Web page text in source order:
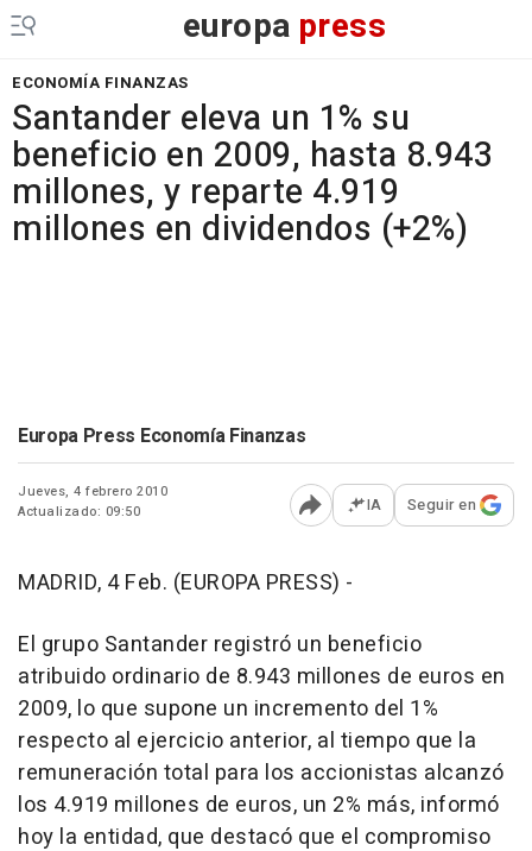
europa press
ECONOMÍA FINANZAS
Santander eleva un 1% su
beneficio en 2009, hasta 8.943
millones, y reparte 4.919
millones en dividendos (+2%)
Europa Press Economía Finanzas
Jueves, 4 febrero 2010
Actualizado: 09:50
Abrir opciones para
IA Seguir en
MADRID, 4 Feb. (EUROPA PRESS) -
El grupo Santander registró un beneficio
atribuido ordinario de 8.943 millones de euros en
2009, lo que supone un incremento del 1%
respecto al ejercicio anterior, al tiempo que la
remuneración total para los accionistas alcanzó
los 4.919 millones de euros, un 2% más, informó
hoy la entidad, que destacó que el compromiso